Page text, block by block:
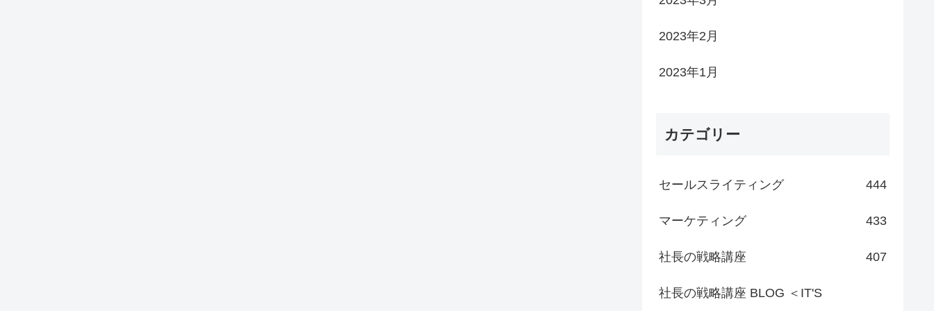
2023年2月
2023年1月
カテゴリー
セールスライティング 444
マーケティング 433
社長の戦略講座 407
社長の戦略講座 BLOG ＜IT'S